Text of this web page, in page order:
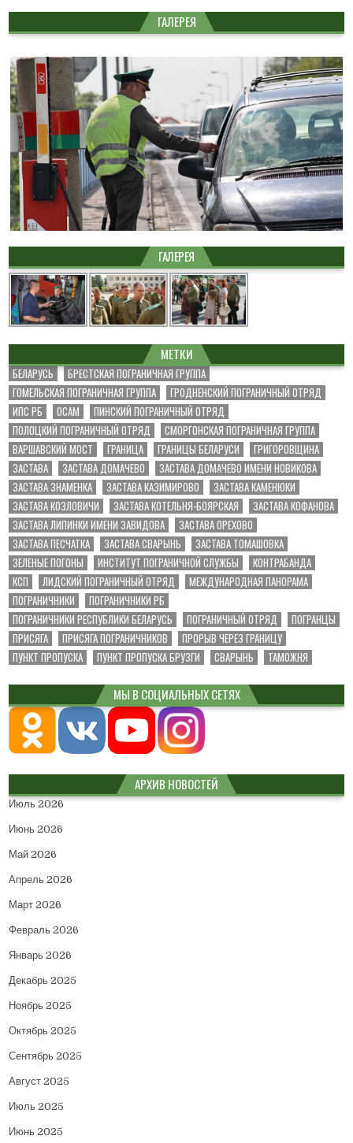
ГАЛЕРЕЯ
ГАЛЕРЕЯ
МЕТКИ
БЕЛАРУСЬ
БРЕСТСКАЯ ПОГРАНИЧНАЯ ГРУППА
ГОМЕЛЬСКАЯ ПОГРАНИЧНАЯ ГРУППА
ГРОДНЕНСКИЙ ПОГРАНИЧНЫЙ ОТРЯД
ИПС РБ
ОСАМ
ПИНСКИЙ ПОГРАНИЧНЫЙ ОТРЯД
ПОЛОЦКИЙ ПОГРАНИЧНЫЙ ОТРЯД
СМОРГОНСКАЯ ПОГРАНИЧНАЯ ГРУППА
ВАРШАВСКИЙ МОСТ
ГРАНИЦА ГРАНИЦЫ БЕЛАРУСИ
ГРИГОРОВЩИНА
ЗАСТАВА
ЗАСТАВА ДОМАЧЕВО
ЗАСТАВА ДОМАЧЕВО ИМЕНИ НОВИКОВА
ЗАСТАВА ЗНАМЕНКА
ЗАСТАВА КАЗИМИРОВО
ЗАСТАВА КАМЕНЮКИ
ЗАСТАВА КОЗЛОВИЧИ
ЗАСТАВА КОТЕЛЬНЯ-БОЯРСКАЯ
ЗАСТАВА КОФАНОВА
ЗАСТАВА ЛИПИНКИ ИМЕНИ ЗАВИДОВА
ЗАСТАВА ОРЕХОВО
ЗАСТАВА ПЕСЧАТКА
ЗАСТАВА СВАРЫНЬ
ЗАСТАВА ТОМАШОВКА
ЗЕЛЕНЫЕ ПОГОНЫ
ИНСТИТУТ ПОГРАНИЧНОЙ СЛУЖБЫ
КОНТРАБАНДА
КСП
ЛИДСКИЙ ПОГРАНИЧНЫЙ ОТРЯД
МЕЖДУНАРОДНАЯ ПАНОРАМА
ПОГРАНИЧНИКИ
ПОГРАНИЧНИКИ РБ
ПОГРАНИЧНИКИ РЕСПУБЛИКИ БЕЛАРУСЬ
ПОГРАНИЧНЫЙ ОТРЯД
ПОГРАНЦЫ
ПРИСЯГА
ПРИСЯГА ПОГРАНИЧНИКОВ
ПРОРЫВ ЧЕРЕЗ ГРАНИЦУ
ПУНКТ ПРОПУСКА
ПУНКТ ПРОПУСКА БРУЗГИ СВАРЫНЬ ТАМОЖНЯ
МЫ В СОЦИАЛЬНЫХ СЕТЯХ
АРХИВ НОВОСТЕЙ
Июль 2026
Июнь 2026
Май 2026
Апрель 2026
Март 2026
Февраль 2026
Январь 2026
Декабрь 2025
Ноябрь 2025
Октябрь 2025
Сентябрь 2025
Август 2025
Июль 2025
Июнь 2025